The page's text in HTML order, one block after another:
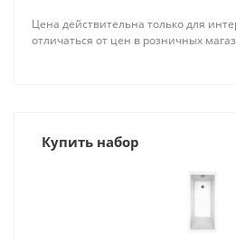
Цена действительна только для
отличаться от цен в розничных
Купить набор